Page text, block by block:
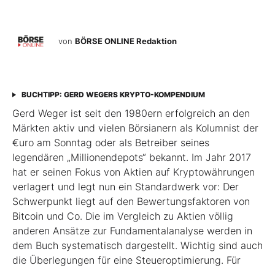
von BÖRSE ONLINE Redaktion
BUCHTIPP: GERD WEGERS KRYPTO-KOMPENDIUM
Gerd Weger ist seit den 1980ern erfolgreich an den
Märkten aktiv und vielen Börsianern als Kolumnist der
€uro am Sonntag oder als Betreiber seines
legendären „Millionen­depots“ bekannt. Im Jahr 2017
hat er seinen Fokus von Aktien auf Kryptowährungen
verlagert und legt nun ein Standardwerk vor: Der
Schwerpunkt liegt auf den Bewertungsfaktoren von
Bitcoin und Co. Die im Ver­gleich zu Aktien völlig
anderen Ansätze zur Fundamentalanalyse werden in
dem Buch systematisch dargestellt. Wichtig sind auch
die Überlegungen für eine Steueroptimierung. Für